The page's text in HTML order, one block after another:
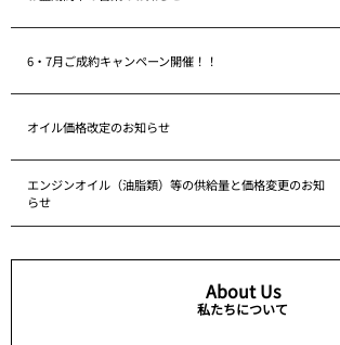
6・7月ご成約キャンペーン開催！！
オイル価格改定のお知らせ
エンジンオイル（油脂類）等の供給量と価格変更のお知
らせ
About Us
私たちについて